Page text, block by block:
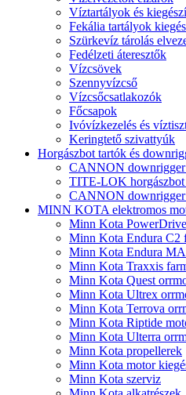
Víztartályok és
Fekália tartályok
Szürkevíz tárolás
Fedélzeti áteresztők
Vízcsövek
Szennyvízcső
Vízcsőcsatlakozók
Főcsapok
Ivóvízkezelés és
Keringtető szivattyúk
Horgászbot tartók és
CANNON downrigger
TITE-LOK
CANNON downrigger
MINN KOTA elektromos
Minn Kota
Minn Kota Endura C2
Minn Kota Endura
Minn Kota Traxxis
Minn Kota Quest
Minn Kota Ultrex
Minn Kota Terrova
Minn Kota Riptide
Minn Kota Ulterra
Minn Kota propellerek
Minn Kota motor
Minn Kota szerviz